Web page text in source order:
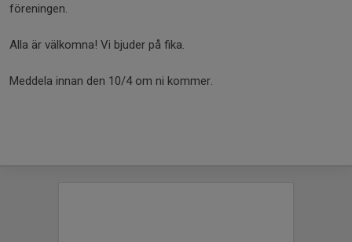
föreningen.
Alla är välkomna! Vi bjuder på fika.
Meddela innan den 10/4 om ni kommer.